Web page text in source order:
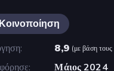
Κοινοποίηση
8,9 (με βάση
Μάιος 2024